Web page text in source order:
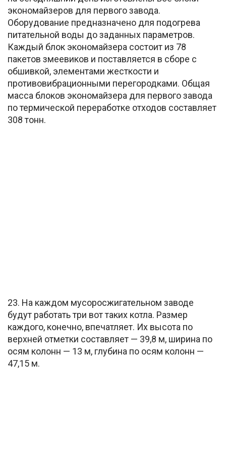
экономайзеров для первого завода.
Оборудование предназначено для подогрева
питательной воды до заданных параметров.
Каждый блок экономайзера состоит из 78
пакетов змеевиков и поставляется в сборе с
обшивкой, элементами жесткости и
противовибрационными перегородками. Общая
масса блоков экономайзера для первого завода
по термической переработке отходов составляет
308 тонн.
23. На каждом мусоросжигательном заводе
будут работать три вот таких котла. Размер
каждого, конечно, впечатляет. Их высота по
верхней отметки составляет — 39,8 м, ширина по
осям колонн — 13 м, глубина по осям колонн —
47,15 м.